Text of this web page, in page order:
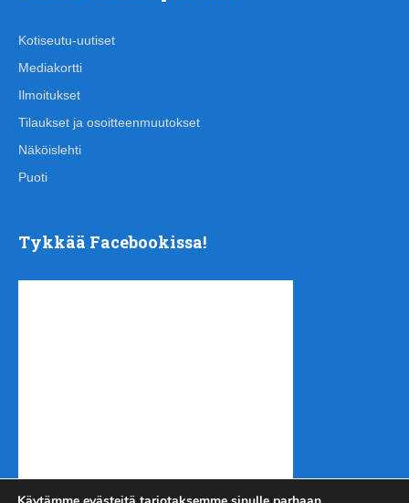
Kotiseutu-uutiset
Mediakortti
Ilmoitukset
Tilaukset ja osoitteenmuutokset
Näköislehti
Puoti
Tykkää Facebookissa!